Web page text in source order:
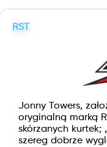
RST
Jonny Towers,
oryginalną marką
skórzanych kurtek;
szereg dobrze